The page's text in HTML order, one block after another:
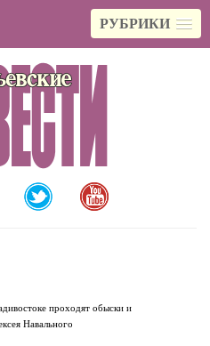
РУБРИКИ
проходят обыски и
Навального